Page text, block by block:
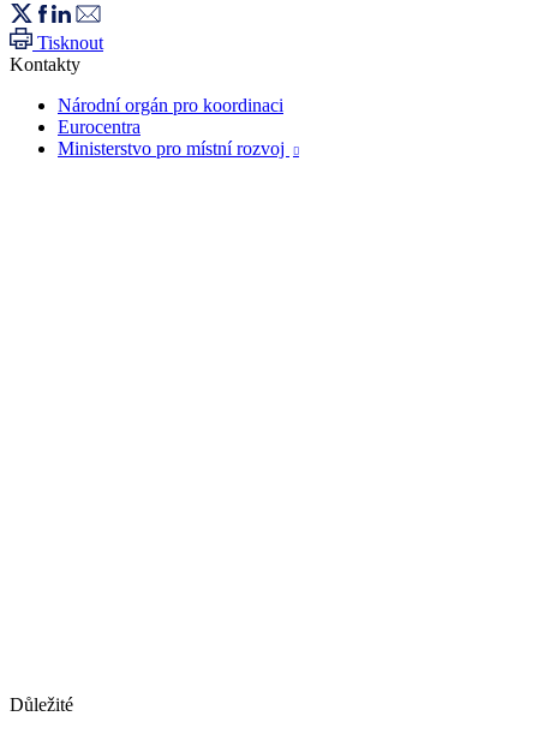
Tisknout
Kontakty
Národní orgán pro koordinaci
Eurocentra
Ministerstvo pro místní rozvoj

Důležité